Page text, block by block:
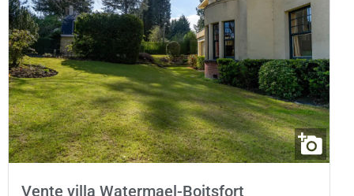
Vente villa Watermael-Boitsfort